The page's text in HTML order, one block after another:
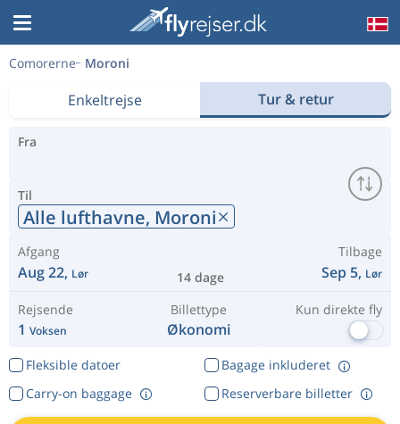
Comorerne Moroni
Enkeltrejse Tur & retur
Fra
Til
Alle lufthavne, Moroni
Afgang
Aug 22, Lør 14 dage
Tilbage
Sep 5, Lør
Rejsende
1 Voksen
Billettype
Økonomi
Kun direkte fly
Fleksible datoer
Bagage inkluderet
Reserverbare billetter
Carry-on baggage